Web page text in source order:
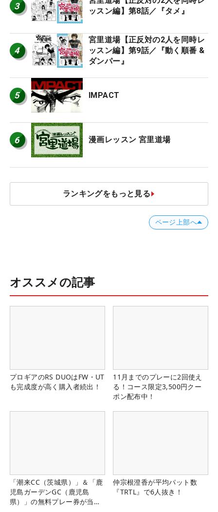
3
ッスン編】第8話／『タメ』
4
宮里道場【正反対の2人を同時レ
ッスン編】第9話／『動く順番 &
ダンパー』
5 IMPACT
6 漫画レッスン 宮里道場
ランキングをもっと見る
ページ上部へ
オススメの記事
プロギアのRS DUOはFW・UT
も完成度が高く購入者続出！
11月までのプレーに2回使え
る！コース限定3,500円クー
ポン配布中！
「潮来CC（茨城県）」＆「鹿
児島ガーデンGC（鹿児島
県）」の無料プレー券が当た
仲宗根澄香が平均パット数
『TRTL』で6人抜き！